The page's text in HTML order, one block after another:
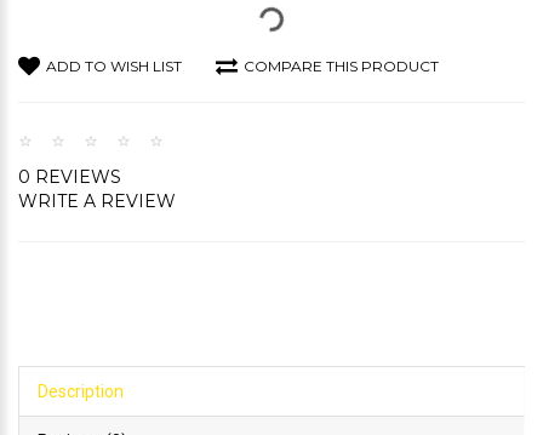
ADD TO WISH LIST COMPARE THIS PRODUCT
0 REVIEWS
WRITE A REVIEW
Description